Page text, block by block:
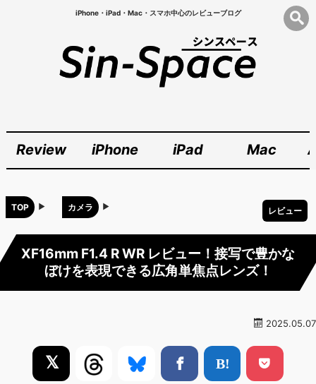
iPhone・iPad・Mac・スマホ中心のレビューブログ
Review iPhone iPad Mac
TOP カメラ レビュー
XF16mm F1.4 R WR レビュー！接写で豊かな
ぼけを表現できる広角単焦点レンズ！
2025.05.07
𝕏